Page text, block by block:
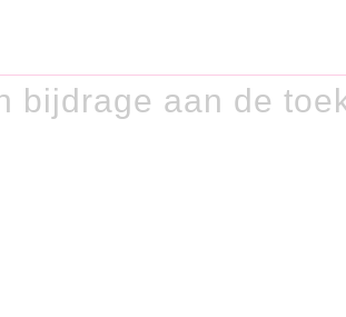
aan de